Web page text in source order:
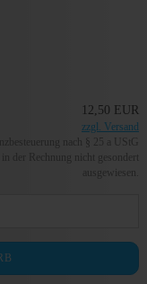
12,50 EUR
zzgl. Versand
nach § 25 a UStG
der Rechnung nicht gesondert
ausgewiesen.